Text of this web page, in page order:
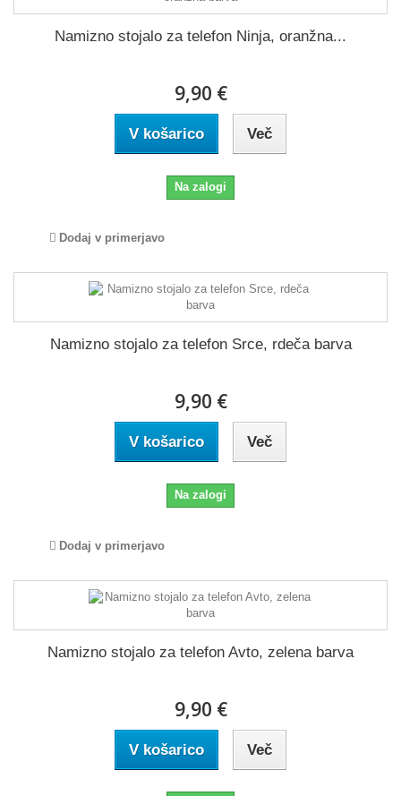
Namizno stojalo za telefon Ninja, oranžna...
9,90 €
V košarico Več
Na zalogi
Dodaj v primerjavo
Namizno stojalo za telefon Srce, rdeča barva
9,90 €
V košarico Več
Na zalogi
Dodaj v primerjavo
Namizno stojalo za telefon Avto, zelena barva
9,90 €
V košarico Več